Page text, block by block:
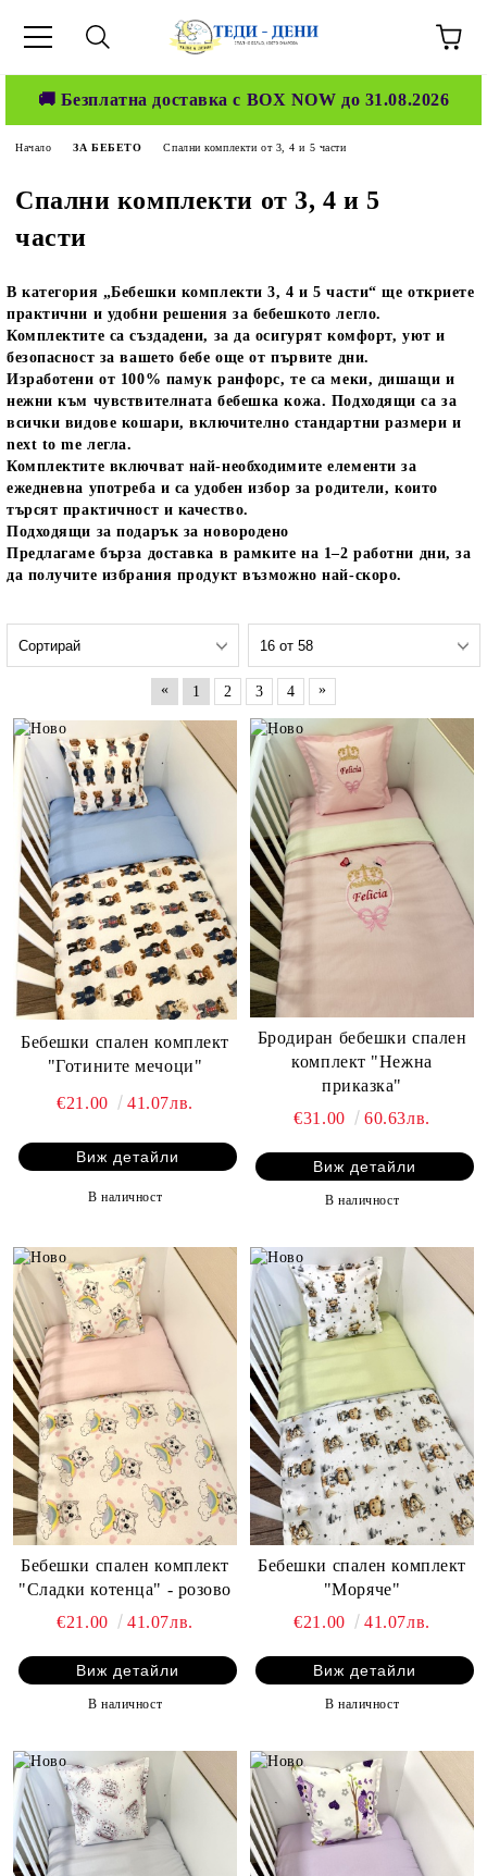
🚚 Безплатна доставка с BOX NOW до 31.08.2026
Начало ЗА БЕБЕТО Спални комплекти от 3, 4 и 5 части
Спални комплекти от 3, 4 и 5
части
В категория „Бебешки комплекти 3, 4 и 5 части“ ще откриете
практични и удобни решения за бебешкото легло.
Комплектите са създадени, за да осигурят комфорт, уют и
безопасност за вашето бебе още от първите дни.
Изработени от 100% памук ранфорс, те са меки, дишащи и
нежни към чувствителната бебешка кожа. Подходящи са за
всички видове кошари, включително стандартни размери и
next to me легла.
Комплектите включват най-необходимите елементи за
ежедневна употреба и са удобен избор за родители, които
търсят практичност и качество.
Подходящи за подарък за новородено
Предлагаме бърза доставка в рамките на 1–2 работни дни, за
да получите избрания продукт възможно най-скоро.
« 1 2 3 4 »
Бебешки спален комплект
"Готините мечоци"
€21.00 41.07лв.
Виж детайли
В наличност
Бродиран бебешки спален
комплект "Нежна
приказка"
€31.00
60.63лв.
Виж детайли
В наличност
Бебешки спален комплект
"Сладки котенца" - розово
€21.00
41.07лв.
Виж детайли
В наличност
Бебешки спален комплект
"Моряче"
€21.00
41.07лв.
Виж детайли
В наличност